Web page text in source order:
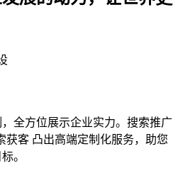
全方位展示企业实力。搜索推广
获客 凸出高端定制化服务，助您
。